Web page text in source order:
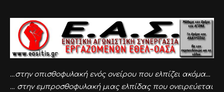
…στην οπισθοφυλακή ενός ονείρου που ελπίζει ακόμα…
… στην εμπροσθοφυλακή μιας ελπίδας που ονειρεύεται